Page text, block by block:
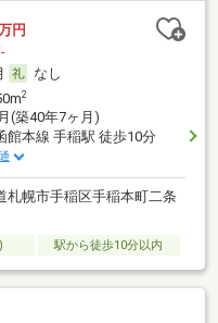
円
なし
2
(築40年7ヶ月)
館本線 手稲駅 徒歩10分
札幌市手稲区手稲本町二条
駅から徒歩10分以内